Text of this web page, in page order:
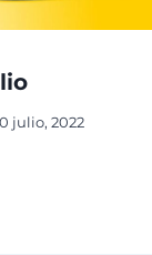
julio, 2022